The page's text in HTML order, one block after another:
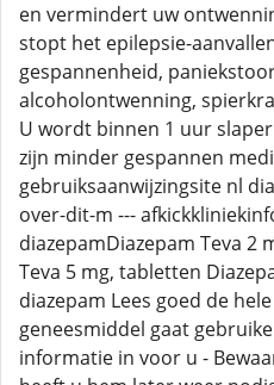
en vermindert uw
stopt het epilepsie-
gespannenheid,
alcoholontwenning,
U wordt binnen 1 uur
zijn minder gespannen
gebruiksaanwijzingsite nl
over-dit-m ---
diazepamDiazepam Teva 2
Teva 5 mg, tabletten
diazepam Lees goed de
geneesmiddel gaat
informatie in voor u -